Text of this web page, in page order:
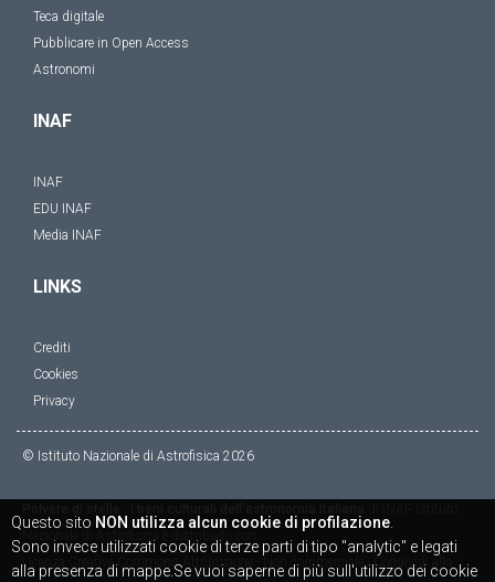
Teca digitale
Pubblicare in Open Access
Astronomi
INAF
INAF
EDU INAF
Media INAF
LINKS
Crediti
Cookies
Privacy
© Istituto Nazionale di Astrofisica 2026
Licenza
Creative Commons Attribuzione - Non commerciale - Condividi allo
Questo sito NON utilizza alcun cookie di profilazione
Sono invece utilizzati cookie di terze parti di tipo "analytic" e legati
alla presenza di mappe.Se vuoi saperne di più sull'utilizzo dei cookie